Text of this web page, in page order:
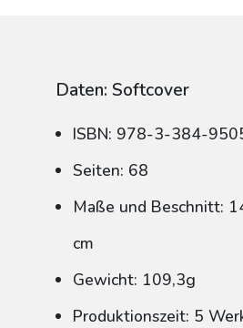
Daten: Softcover
ISBN: 978-3-384-
Seiten: 68
Maße und Beschnitt:
cm
Gewicht: 109,3g
Produktionszeit: 5